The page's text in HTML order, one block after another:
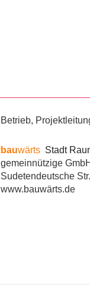
Betrieb,
bauwärtsStadt
gemeinnützige GmbH
Sudetendeutsche
www.bauwärts.de